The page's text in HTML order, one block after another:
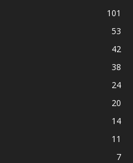
101
53
42
38
24
20
14
11
7